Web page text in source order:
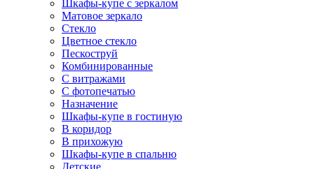
Шкафы-купе с зеркалом
Матовое зеркало
Стекло
Цветное стекло
Пескоструй
Комбинированные
С витражами
С фотопечатью
Назначение
Шкафы-купе в гостиную
В коридор
В прихожую
Шкафы-купе в спальню
Детские